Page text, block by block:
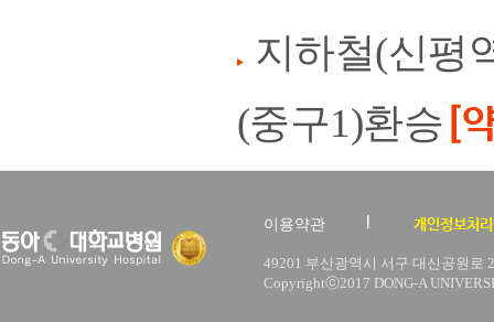
지하철(신평
(중구1)환승 [
이용약관 개인정보처
49201 부산광역시 서구 대신공원로
Copyrightⓒ2017 DONG-A